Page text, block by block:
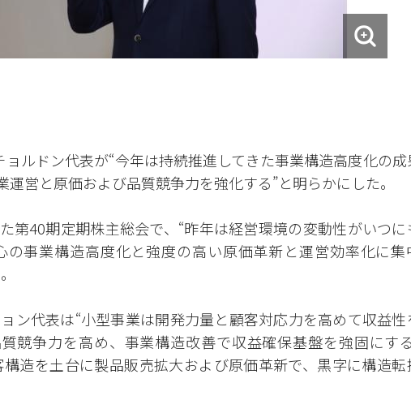
ルドン代表が“今年は持続推進してきた事業構造高度化の成
営と原価および品質競争力を強化する”と明らかにした。
第40期定期株主総会で、“昨年は経営環境の変動性がいつに
の事業構造高度化と強度の高い原価革新と運営効率化に集
ン代表は“小型事業は開発力量と顧客対応力を高めて収益性
競争力を高め、事業構造改善で収益確保基盤を強固にす
構造を土台に製品販売拡大および原価革新で、黒字に構造転